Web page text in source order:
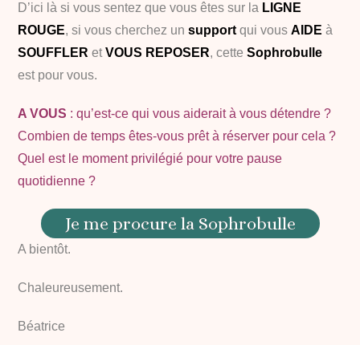
D’ici là si vous sentez que vous êtes sur la LIGNE
ROUGE, si vous cherchez unsupport qui vousAIDE à
SOUFFLER etVOUS REPOSER, cette Sophrobulle
est pour vous.
A VOUS : qu’est-ce qui vous aiderait à vous détendre ?
Combien de temps êtes-vous prêt à réserver pour cela ?
Quel est le moment privilégié pour votre pause
quotidienne ?
Je me procure la Sophrobulle
A bientôt.
Chaleureusement.
Béatrice